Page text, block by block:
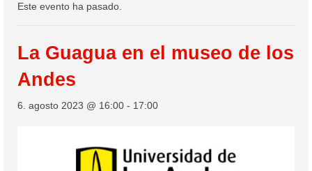
Escrito
Proyectos
Colaboración
Este evento ha pasado.
La Guagua en el museo de los
Andes
6. agosto 2023 @ 16:00 - 17:00